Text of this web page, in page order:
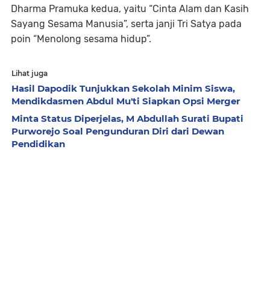
Dharma Pramuka kedua, yaitu “Cinta Alam dan Kasih
Sayang Sesama Manusia”, serta janji Tri Satya pada
poin “Menolong sesama hidup”.
Lihat juga
Hasil Dapodik Tunjukkan Sekolah Minim Siswa,
Mendikdasmen Abdul Mu'ti Siapkan Opsi Merger
Minta Status Diperjelas, M Abdullah Surati Bupati
Purworejo Soal Pengunduran Diri dari Dewan
Pendidikan